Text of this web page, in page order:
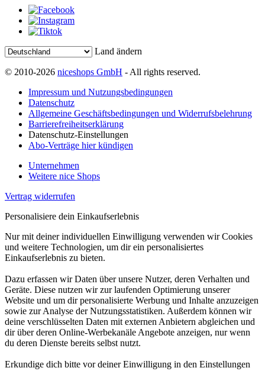
Land ändern
© 2010-2026 niceshops GmbH - All rights reserved.
Impressum und Nutzungsbedingungen
Datenschutz
Allgemeine Geschäftsbedingungen und Widerrufsbelehrung
Barrierefreiheitserklärung
Datenschutz-Einstellungen
Abo-Verträge hier kündigen
Unternehmen
Weitere nice Shops
Vertrag widerrufen
Personalisiere dein Einkaufserlebnis
Nur mit deiner individuellen Einwilligung verwenden wir Cookies
und weitere Technologien, um dir ein personalisiertes
Einkaufserlebnis zu bieten.
Dazu erfassen wir Daten über unsere Nutzer, deren Verhalten und
Geräte. Diese nutzen wir zur laufenden Optimierung unserer
Website und um dir personalisierte Werbung und Inhalte anzuzeigen
sowie zur Analyse der Nutzungsstatistiken. Außerdem können wir
deine verschlüsselten Daten mit externen Anbietern abgleichen und
dir über deren Online-Werbekanäle Angebote anzeigen, nur wenn
du deren Dienste bereits selbst nutzt.
Erkundige dich bitte vor deiner Einwilligung in den Einstellungen